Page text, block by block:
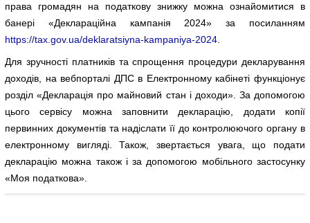
права громадян на податкову знижку можна ознайомитися в
банері «Деклараційна кампанія 2024» за посиланням
https://tax.gov.ua/deklaratsiyna-kampaniya-2024.
Для зручності платників та спрощення процедури декларування
доходів, на вебпорталі ДПС в Електронному кабінеті функціонує
розділ «Декларація про майновий стан і доходи». За допомогою
цього сервісу можна заповнити декларацію, додати копії
первинних документів та надіслати її до контролюючого органу в
електронному вигляді. Також, звертається увага, що подати
декларацію можна також і за допомогою мобільного застосунку
«Моя податкова».